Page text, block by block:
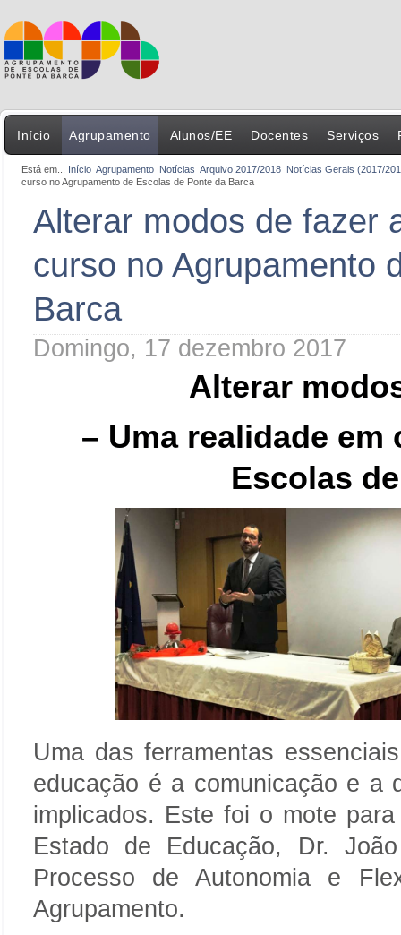
Início Agrupamento Alunos/EE Docentes Serviços
Está em... Início Agrupamento Notícias Arquivo 2017/2018 Notícias Gerais (2017/
curso no Agrupamento de Escolas de Ponte da Barca
Alterar modos de fazer
curso no Agrupamento
Barca
Domingo, 17 dezembro 2017
Alterar
– Uma realidade
Escolas
Uma das ferramentas
educação é a comunicação e
implicados. Este foi o mote
Estado de Educação, Dr.
Processo de Autonomia e
Agrupamento.